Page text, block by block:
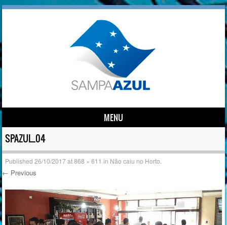
MENU
Skip to content
SPAZUL_04
Published26/10/2017at868 × 611 in Não caiu no Horto.
← Previous